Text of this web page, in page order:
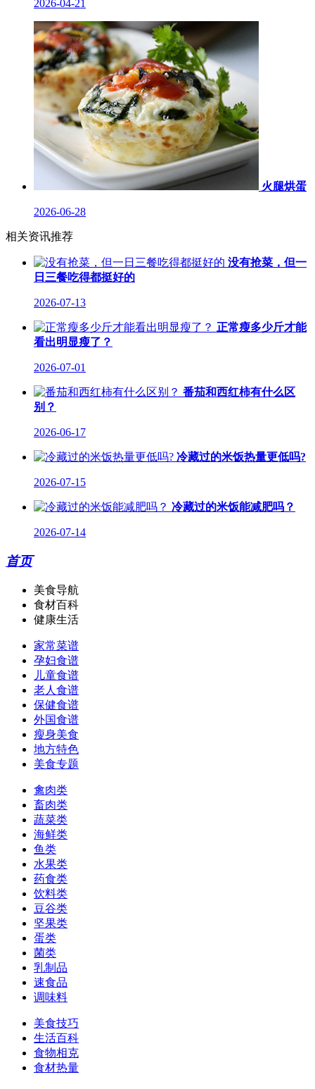
2026-04-21
火腿烘蛋
2026-06-28
相关资讯推荐
没有抢菜，但一
日三餐吃得都挺好的
2026-07-13
正常瘦多少斤才能
看出明显瘦了？
2026-07-01
番茄和西红柿有什么区
别？
2026-06-17
冷藏过的米饭热量更低吗?
2026-07-15
冷藏过的米饭能减肥吗？
2026-07-14
首页
美食导航
食材百科
健康生活
家常菜谱
孕妇食谱
儿童食谱
老人食谱
保健食谱
外国食谱
瘦身美食
地方特色
美食专题
禽肉类
畜肉类
蔬菜类
海鲜类
鱼类
水果类
药食类
饮料类
豆谷类
坚果类
蛋类
菌类
乳制品
速食品
调味料
美食技巧
生活百科
食物相克
食材热量